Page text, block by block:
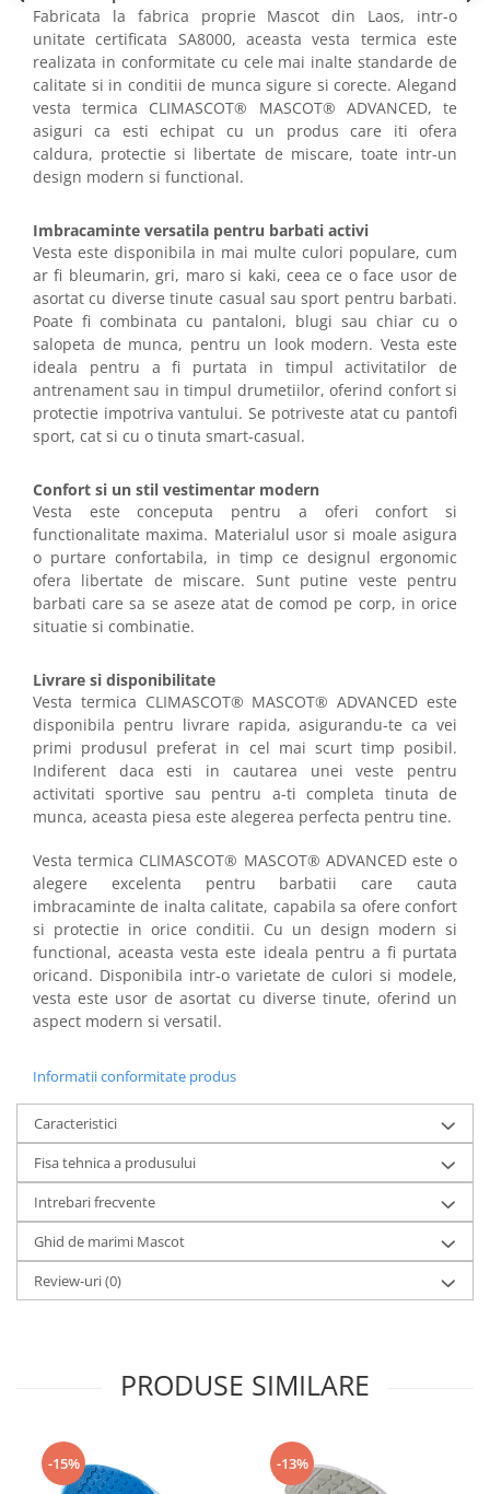
Fabricata la fabrica proprie Mascot din Laos, intr-o
unitate certificata SA8000, aceasta vesta termica este
realizata in conformitate cu cele mai inalte standarde de
calitate si in conditii de munca sigure si corecte. Alegand
vesta termica CLIMASCOT® MASCOT® ADVANCED, te
asiguri ca esti echipat cu un produs care iti ofera
caldura, protectie si libertate de miscare, toate intr-un
design modern si functional.
Imbracaminte versatila pentru barbati activi
Vesta este disponibila in mai multe culori populare, cum
ar fi bleumarin, gri, maro si kaki, ceea ce o face usor de
asortat cu diverse tinute casual sau sport pentru barbati.
Poate fi combinata cu pantaloni, blugi sau chiar cu o
salopeta de munca, pentru un look modern. Vesta este
ideala pentru a fi purtata in timpul activitatilor de
antrenament sau in timpul drumetiilor, oferind confort si
protectie impotriva vantului. Se potriveste atat cu pantofi
sport, cat si cu o tinuta smart-casual.
Confort si un stil vestimentar modern
Vesta este conceputa pentru a oferi confort si
functionalitate maxima. Materialul usor si moale asigura
o purtare confortabila, in timp ce designul ergonomic
ofera libertate de miscare. Sunt putine veste pentru
barbati care sa se aseze atat de comod pe corp, in orice
situatie si combinatie.
Livrare si disponibilitate
Vesta termica CLIMASCOT® MASCOT® ADVANCED este
disponibila pentru livrare rapida, asigurandu-te ca vei
primi produsul preferat in cel mai scurt timp posibil.
Indiferent daca esti in cautarea unei veste pentru
activitati sportive sau pentru a-ti completa tinuta de
munca, aceasta piesa este alegerea perfecta pentru tine.
Vesta termica CLIMASCOT® MASCOT® ADVANCED este o
alegere excelenta pentru barbatii care cauta
imbracaminte de inalta calitate, capabila sa ofere confort
si protectie in orice conditii. Cu un design modern si
functional, aceasta vesta este ideala pentru a fi purtata
oricand. Disponibila intr-o varietate de culori si modele,
vesta este usor de asortat cu diverse tinute, oferind un
aspect modern si versatil.
Informatii conformitate produs
Caracteristici
Fisa tehnica a produsului
Intrebari frecvente
Ghid de marimi Mascot
Review-uri(0)
PRODUSE SIMILARE
-15% -13%